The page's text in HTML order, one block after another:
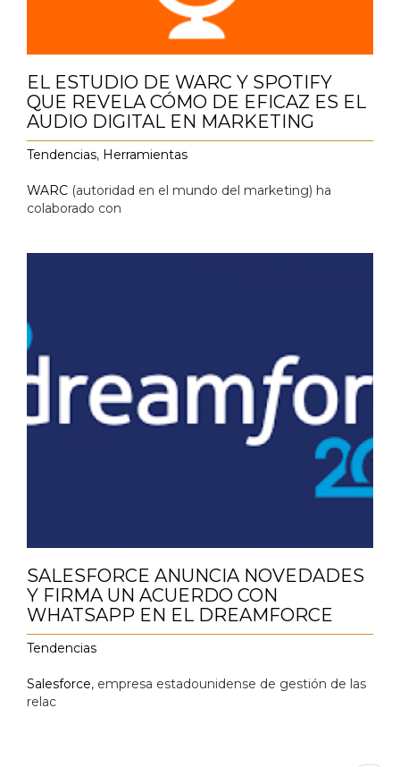
EL ESTUDIO DE WARC Y SPOTIFY
QUE REVELA CÓMO DE EFICAZ ES EL
AUDIO DIGITAL EN MARKETING
Tendencias, Herramientas
WARC (autoridad en el mundo del marketing) ha
colaborado con
SALESFORCE ANUNCIA NOVEDADES
Y FIRMA UN ACUERDO CON
WHATSAPP EN EL DREAMFORCE
Tendencias
Salesforce, empresa estadounidense de gestión de las
relac